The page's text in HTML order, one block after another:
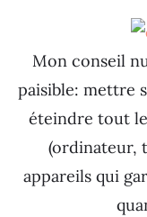
Mon conseil
paisible: mettre
éteindre tout
(ordinateur,
appareils qui